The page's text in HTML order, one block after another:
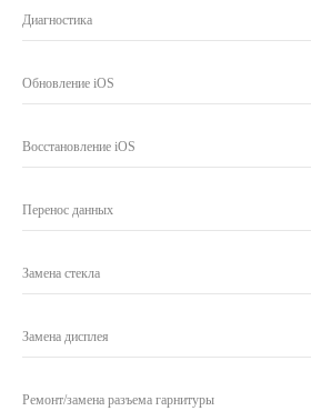
Диагностика
Обновление iOS
Восстановление iOS
Перенос данных
Замена стекла
Замена дисплея
Ремонт/замена разъема гарнитуры